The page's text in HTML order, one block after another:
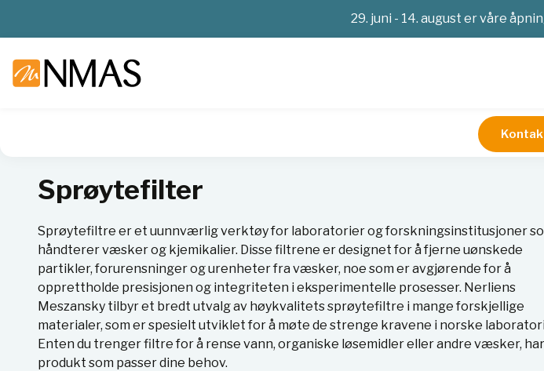
29. juni - 14. august er våre
Sprøytefilter
Sprøytefilter
Sprøytefiltre er et uunnværlig verktøy for laboratorier og forskningsinstitusjoner
håndterer væsker og kjemikalier. Disse filtrene er designet for å fjerne uønskede
partikler, forurensninger og urenheter fra væsker, noe som er avgjørende for å
opprettholde presisjonen og integriteten i eksperimentelle prosesser. Nerliens
Meszansky tilbyr et bredt utvalg av høykvalitets sprøytefiltre i mange forskjellige
materialer, som er spesielt utviklet for å møte de strenge kravene i norske
Enten du trenger filtre for å rense vann, organiske løsemidler eller andre væsker,
produkt som passer dine behov.